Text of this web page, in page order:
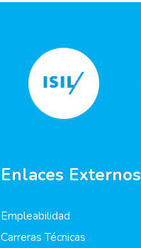
Enlaces Externos
Empleabilidad
Carreras Técnicas